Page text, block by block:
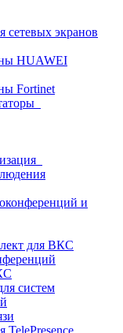
сетевых экранов
HUAWEI
Fortinet
и
для ВКС
систем
TelePresence